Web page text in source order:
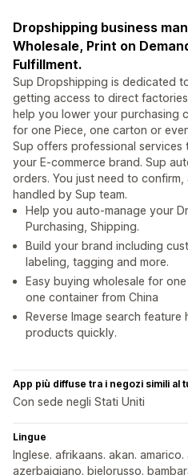
Dropshipping business
Wholesale, Print on
Fulfillment.
Sup Dropshipping is dedicated
getting access to direct
help you lower your purchasing
for one Piece, one carton or
Sup offers professional
your E-commerce brand. Sup
orders. You just need to
handled by Sup team.
Help you auto-manage your
Purchasing, Shipping.
Build your brand including
labeling, tagging and more.
Easy buying wholesale for
one container from China
Reverse Image search
products quickly.
App più diffuse tra i negozi simili al
Con sede negli Stati Uniti
Lingue
Inglese. afrikaans. akan.
azerbaigiano. bielorusso.